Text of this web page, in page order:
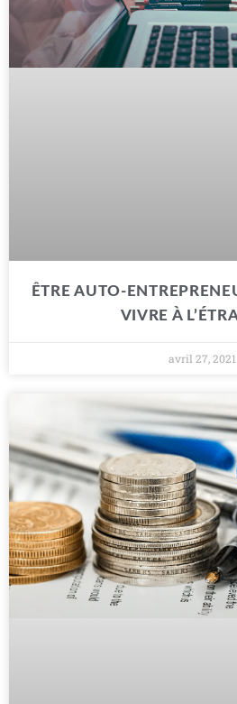
ÊTRE AUTO-
VIVRE À
avril 27, 2021